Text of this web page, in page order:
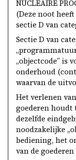
NUCLEAIRE
(Deze noot
sectie D van
Sectie D van
„objectcode” is
onderhoud
waarvan de
Het verlenen
goederen houdt
dezelfde
noodzakelijke
bediening, het
van de